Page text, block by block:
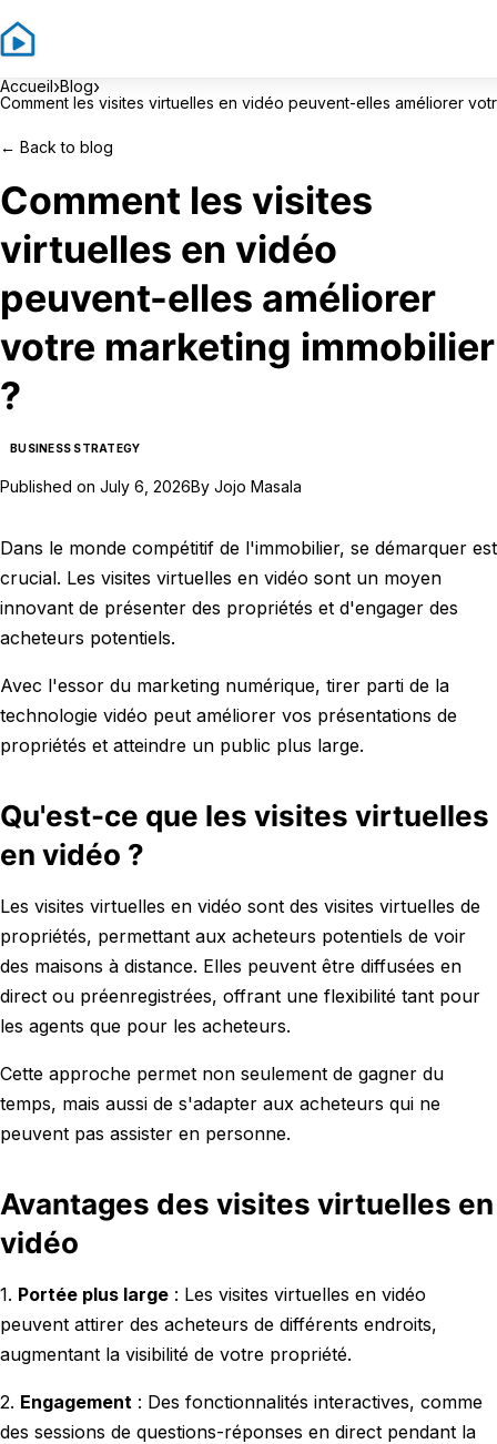
Accueil›Blog›
Comment les visites virtuelles en vidéo peuvent-elles améliorer
← Back to blog
Comment les visites
virtuelles en vidéo
peuvent-elles améliorer
votre marketing immobilier
?
BUSINESS STRATEGY
Published on July 6, 2026By Jojo Masala
Dans le monde compétitif de l'immobilier, se démarquer est
crucial. Les visites virtuelles en vidéo sont un moyen
innovant de présenter des propriétés et d'engager des
acheteurs potentiels.
Avec l'essor du marketing numérique, tirer parti de la
technologie vidéo peut améliorer vos présentations de
propriétés et atteindre un public plus large.
Qu'est-ce que les visites virtuelles
en vidéo ?
Les visites virtuelles en vidéo sont des visites virtuelles de
propriétés, permettant aux acheteurs potentiels de voir
des maisons à distance. Elles peuvent être diffusées en
direct ou préenregistrées, offrant une flexibilité tant pour
les agents que pour les acheteurs.
Cette approche permet non seulement de gagner du
temps, mais aussi de s'adapter aux acheteurs qui ne
peuvent pas assister en personne.
Avantages des visites virtuelles en
vidéo
1. Portée plus large : Les visites virtuelles en vidéo
peuvent attirer des acheteurs de différents endroits,
augmentant la visibilité de votre propriété.
2. Engagement : Des fonctionnalités interactives, comme
des sessions de questions-réponses en direct pendant la